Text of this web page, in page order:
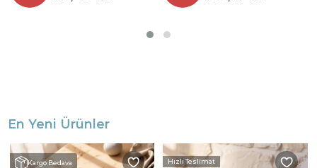
En Yeni Ürünler
Kargo Bedava Hızlı Teslimat